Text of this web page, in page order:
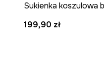
199,90 zł